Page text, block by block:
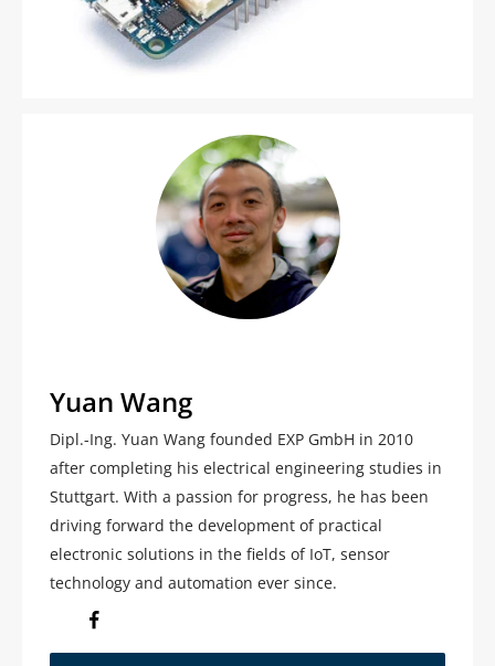
Yuan Wang
Dipl.-Ing. Yuan Wang founded EXP GmbH in 2010
after completing his electrical engineering studies in
Stuttgart. With a passion for progress, he has been
driving forward the development of practical
electronic solutions in the fields of IoT, sensor
technology and automation ever since.